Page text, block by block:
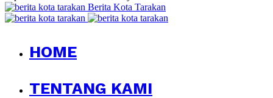
Berita Kota Tarakan
HOME
TENTANG KAMI